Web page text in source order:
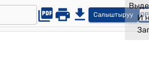
Салыштыруу И